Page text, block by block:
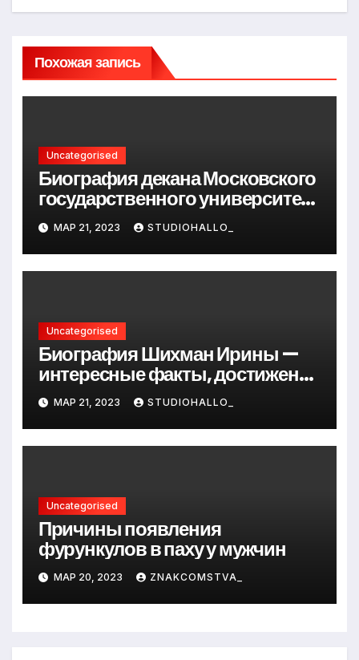
Похожая запись
Uncategorised
Биография декана Московского
государственного университета
Андрея Сидорова — от студента
до руководителя
МАР 21, 2023 STUDIOHALLO_
Uncategorised
Биография Шихман Ирины —
интересные факты, достижения
и путь к успеху
МАР 21, 2023 STUDIOHALLO_
Uncategorised
Причины появления
фурункулов в паху у мужчин
МАР 20, 2023 ZNAKCOMSTVA_